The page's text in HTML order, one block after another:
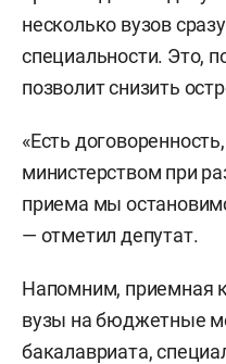
несколько вузов
специальности. Это,
позволит снизить
«Есть
министерством при
приема мы
— отметил депутат.
Напомним, приемная
вузы на бюджетные
бакалавриата,